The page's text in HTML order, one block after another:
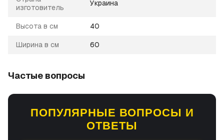
изготовитель
Украина
Высота в см 40
Ширина в см 60
Частые вопросы
ПОПУЛЯРНЫЕ ВОПРОСЫ И
ОТВЕТЫ